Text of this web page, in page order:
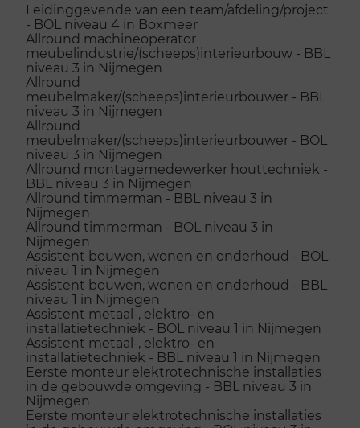
Leidinggevende van een team/afdeling/project
- BOL niveau 4 in Boxmeer
Allround machineoperator
meubelindustrie/(scheeps)interieurbouw - BBL
niveau 3 in Nijmegen
Allround
meubelmaker/(scheeps)interieurbouwer - BBL
niveau 3 in Nijmegen
Allround
meubelmaker/(scheeps)interieurbouwer - BOL
niveau 3 in Nijmegen
Allround montagemedewerker houttechniek -
BBL niveau 3 in Nijmegen
Allround timmerman - BBL niveau 3 in
Nijmegen
Allround timmerman - BOL niveau 3 in
Nijmegen
Assistent bouwen, wonen en onderhoud - BOL
niveau 1 in Nijmegen
Assistent bouwen, wonen en onderhoud - BBL
niveau 1 in Nijmegen
Assistent metaal-, elektro- en
installatietechniek - BOL niveau 1 in Nijmegen
Assistent metaal-, elektro- en
installatietechniek - BBL niveau 1 in Nijmegen
Eerste monteur elektrotechnische installaties
in de gebouwde omgeving - BBL niveau 3 in
Nijmegen
Eerste monteur elektrotechnische installaties